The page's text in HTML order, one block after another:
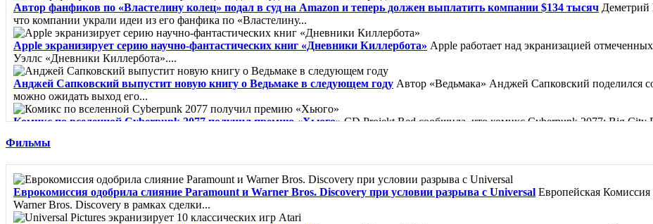
Автор фанфиков по «Властелину колец» подал в суд на Amazon и теперь должен выплатить компании $134 тысяч Деметрий
что компании украли идеи из его фанфика по «Властелину...
Apple экранизирует серию научно-фантастических книг «Дневники Киллербота» Apple работает над экранизацией
Уэллс «Дневники Киллербота»....
Анджей Сапковский выпустит новую книгу о Ведьмаке в следующем году Автор «Ведьмака» Анджей Сапковский поделился
можно ожидать выход его...
Комикс по вселенной Cyberpunk 2077 получил премию «Хьюго»CD Projekt Red сообщила, что комикс Cyberpunk 2077: Big
Клинок Тишалла - Мэтью СтоверМинуло шесть лет с тех пор, как прославленный убийца Кейн совершил то, что считалось
Вайолет, созданная из шипов - Джина Чэнь
Фильмы
Еврокомиссия одобрила слияние Paramount и Warner Bros. Discovery при условии разрыва с Universal Европейская
Warner Bros. Discovery в рамках сделки...